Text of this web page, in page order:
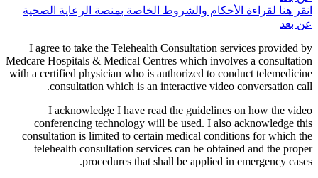
انقر هنا لقراءة الأحكام والشروط الخاصة بمنصة الرعاية الصحية
عن بعد
I agree to take the Telehealth Consultation services provided by
Medcare Hospitals & Medical Centres which involves a consultation
with a certified physician who is authorized to conduct telemedicine
consultation which is an interactive video conversation call.
I acknowledge I have read the guidelines on how the video
conferencing technology will be used. I also acknowledge this
consultation is limited to certain medical conditions for which the
telehealth consultation services can be obtained and the proper
procedures that shall be applied in emergency cases.